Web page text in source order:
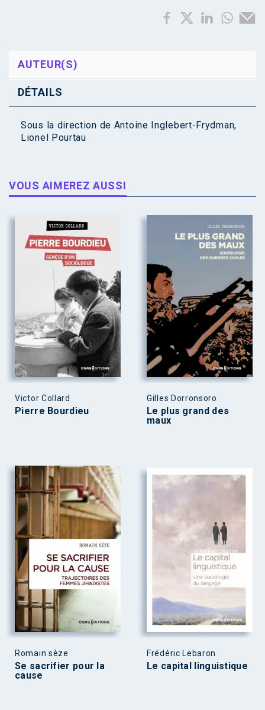
AUTEUR(S)
DÉTAILS
Sous la direction de Antoine Inglebert-Frydman,
Lionel Pourtau
VOUS AIMEREZ AUSSI
Victor Collard
Pierre Bourdieu
Gilles Dorronsoro
Le plus grand des
maux
Romain sèze
Se sacrifier pour la
cause
Frédéric Lebaron
Le capital linguistique